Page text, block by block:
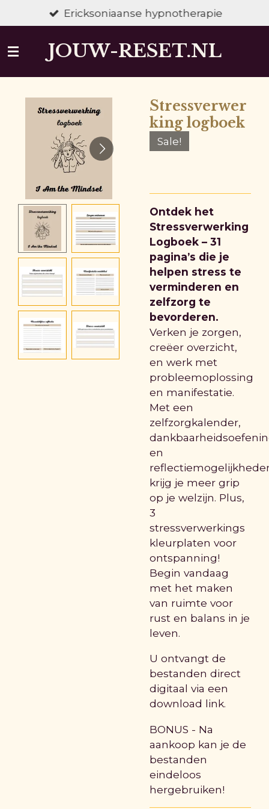
direct
de
Ericksoniaanse hypnotherapie
JOUW-RESET.NL
Stressverwer
king logboek
Sale!
Ontdek het
Stressverwerking
Logboek – 31
pagina’s die je
helpen stress te
verminderen en
zelfzorg te
bevorderen.
Verken je zorgen,
creëer overzicht,
en werk met
probleemoplossing
en manifestatie.
Met een
zelfzorgkalender,
en
krijg je meer grip
op je welzijn. Plus,
3
stressverwerkings
kleurplaten voor
ontspanning!
Begin vandaag
met het maken
van ruimte voor
rust en balans in je
leven.
U ontvangt de
bestanden direct
digitaal via een
download link.
BONUS - Na
aankoop kan je de
bestanden
eindeloos
hergebruiken!